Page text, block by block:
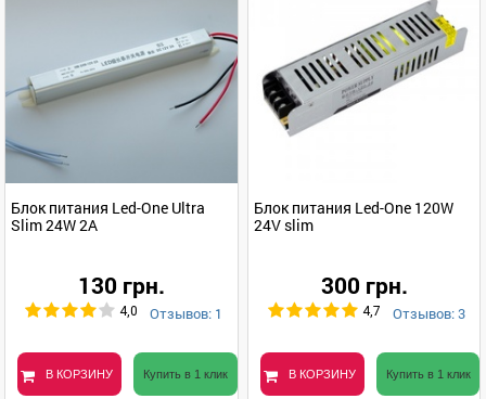
Блок питания Led-One Ultra
Slim 24W 2A
130 грн.
4,0 Отзывов: 1
В КОРЗИНУ Купить в 1 клик
Блок питания Led-One 120W
24V slim
300 грн.
4,7 Отзывов: 3
В КОРЗИНУ Купить в 1 клик